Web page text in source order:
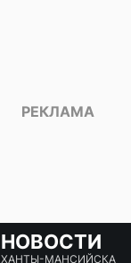
НОВОСТИ
ХАНТЫ-МАНСИЙСКА